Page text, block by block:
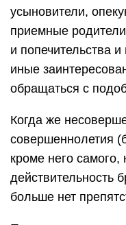
усыновители,
приемные
и попечительства
иные
обращаться с
Когда же
совершеннолетия
кроме него самого,
действительность
больше нет